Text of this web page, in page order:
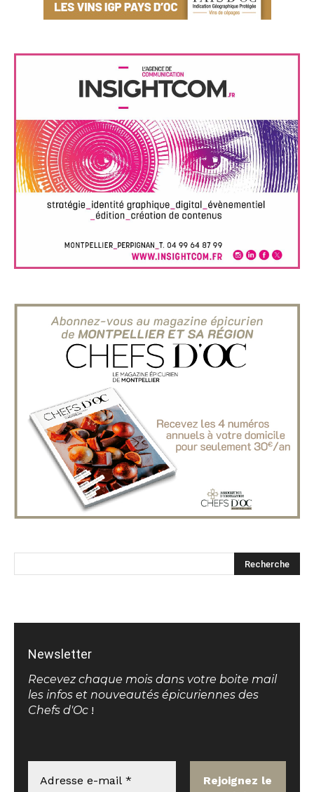
Newsletter
Recevez chaque mois dans votre boite mail
les infos et nouveautés épicuriennes des
Chefs d'Oc !